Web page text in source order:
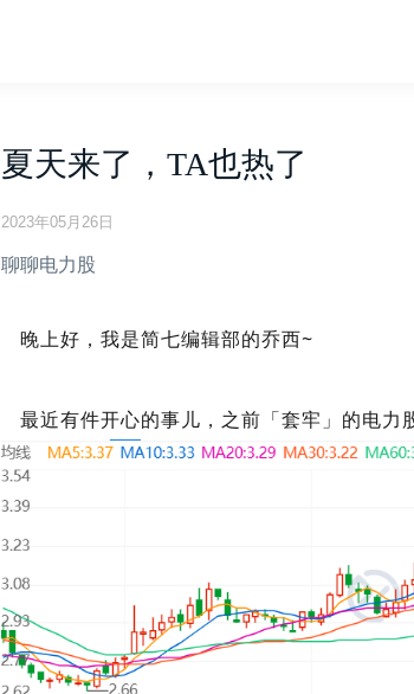
夏天来了，TA也热了
2023年05月26日
聊聊电力股
晚上好，我是简七编辑部的乔西~
最近有件开心的事儿，之前「套牢」的电力